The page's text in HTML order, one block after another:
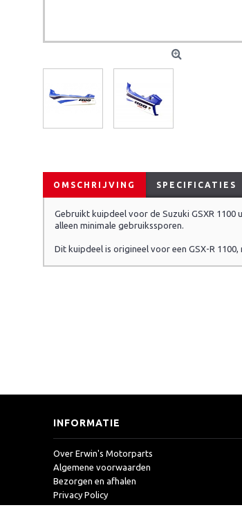
OMSCHRIJVING SPECIFICATIES
Gebruikt kuipdeel voor de Suzuki GSXR
alleen minimale gebruikssporen.
Dit kuipdeel is origineel voor een GSX-R 1100,
INFORMATIE
Over Erwin's Motorparts
Algemene voorwaarden
Bezorgen en afhalen
Privacy Policy